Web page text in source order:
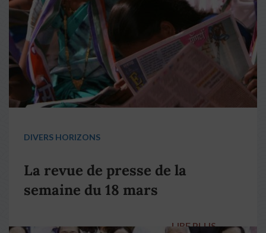
DIVERS HORIZONS
La revue de presse de la
semaine du 18 mars
LIRE PLUS →